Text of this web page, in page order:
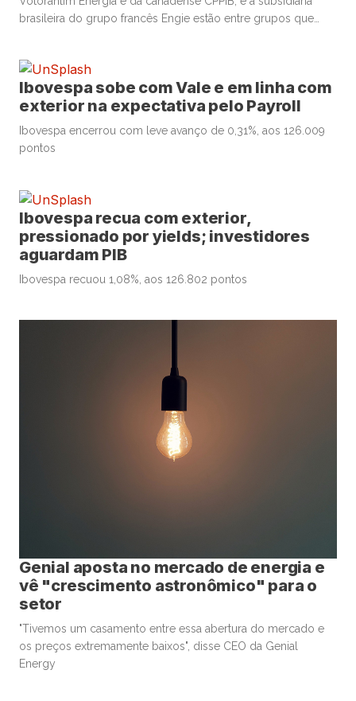
brasileira do grupo francês Engie estão entre grupos que
AES, disseram fontes à Mover. A chinesa CTG e […]
Ibovespa sobe com Vale e em linha com
exterior na expectativa pelo Payroll
Ibovespa encerrou com leve avanço de 0,31%, aos 126.009
pontos
Ibovespa recua com exterior,
pressionado por yields; investidores
aguardam PIB
Ibovespa recuou 1,08%, aos 126.802 pontos
Genial aposta no mercado de energia e
vê "crescimento astronômico" para o
setor
"Tivemos um casamento entre essa abertura do mercado e
os preços extremamente baixos", disse CEO da Genial
Energy